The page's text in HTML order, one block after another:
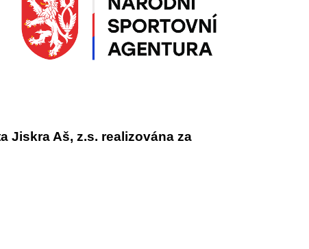
Jiskra Aš, z.s. realizována za